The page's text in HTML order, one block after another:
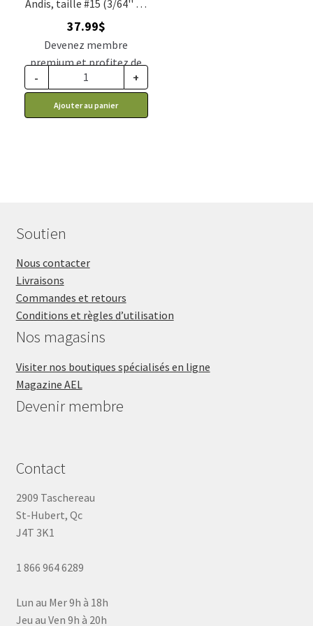
Andis, taille #15 (3/64'' ou
37.99$
Devenez membre
premium et profitez de
ce prix rabais : 31.34$ CA
- +
Ajouter au panier
Soutien
Nous contacter
Livraisons
Commandes et retours
Conditions et règles d’utilisation
Nos magasins
Visiter nos boutiques spécialisés en ligne
Magazine AEL
Devenir membre
Contact
2909 Taschereau
St-Hubert, Qc
J4T 3K1
1 866 964 6289
Lun au Mer 9h à 18h
Jeu au Ven 9h à 20h